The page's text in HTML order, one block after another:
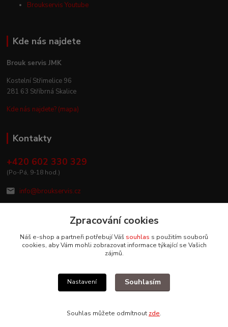
Broukservis Youtube
Kde nás najdete
Brouk servis JMK
Kostelní Střimelice 96
281 63 Stříbrná Skalice
Kde nás najdete? (mapa)
Kontakty
+420 602 330 329
(Po-Pá, 9-18 hod.)
info@broukservis.cz
Upravit sběr cookies.
Zpracování cookies
Náš e-shop a partneři potřebují Váš souhlas s použitím souborů
cookies, aby Vám mohli zobrazovat informace týkající se Vašich
zájmů.
Nastavení Souhlasím
Souhlas můžete odmítnout zde.